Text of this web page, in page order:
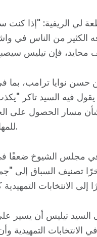
الكثير من الناس في
حسن نوايا ترامب، بما
فيه السيد تاكر
مسار الحصول على
للمهاجرين.
مجلس الشيوخ ضعفًا
تصنيف السباق إلى
السيد تيليس أن يسير
الانتخابات التمهيدية